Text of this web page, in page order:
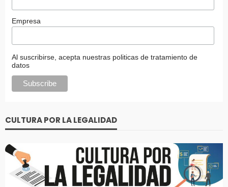
Empresa
Al suscribirse, acepta nuestras politicas de tratamiento de
datos
CULTURA POR LA LEGALIDAD